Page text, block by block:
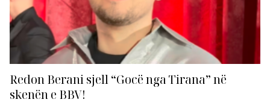
Redon Berani sjell “Gocë nga Tirana” në
skenën e BBV!